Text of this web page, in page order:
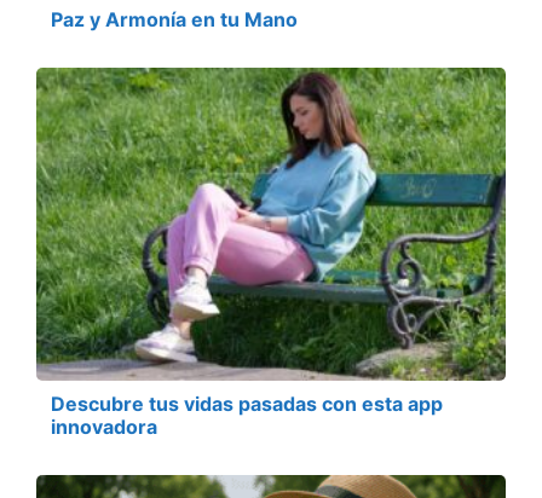
Paz y Armonía en tu Mano
Descubre tus vidas pasadas con esta app
innovadora